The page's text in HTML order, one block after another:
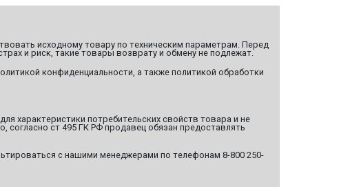
исходному товару по техническим параметрам. Перед
и риск, такие товары возврату и обмену не подлежат.
конфиденциальности, а также политикой обработки
характеристики потребительских свойств товара и не
ст 495 ГК РФ продавец обязан предоставлять
с нашими менеджерами по телефонам 8-800 250-